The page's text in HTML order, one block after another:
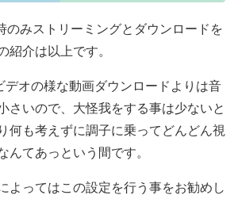
のみストリーミングとダウンロードを
紹介は以上です。
デオの様な動画ダウンロードよりは音
さいので、大怪我をする事は少ないと
何も考えずに調子に乗ってどんどん視
んてあっという間です。
よってはこの設定を行う事をお勧めし